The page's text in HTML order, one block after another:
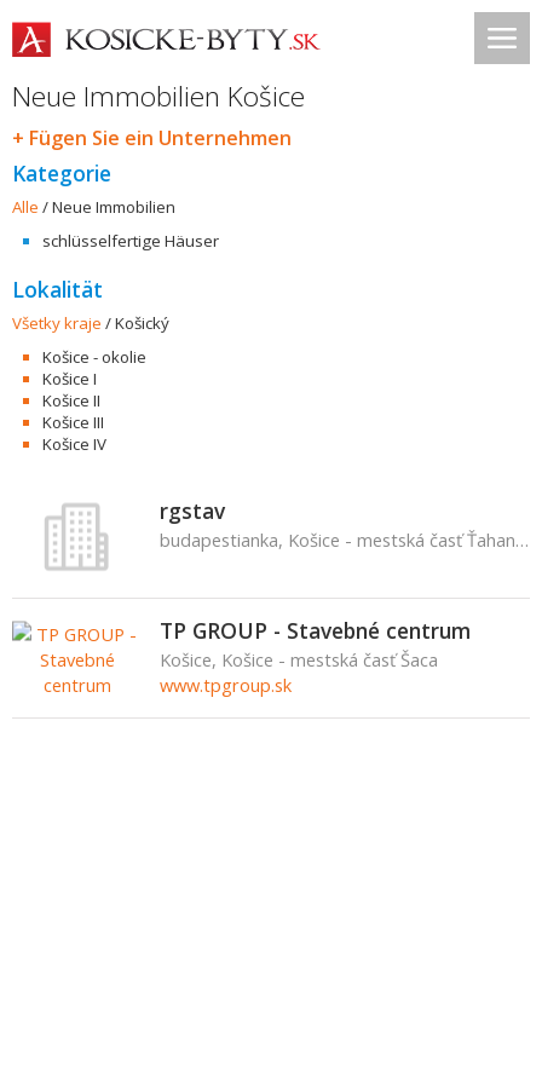
Neue Immobilien Košice
+ Fügen Sie ein Unternehmen
Kategorie
Alle /Neue Immobilien
schlüsselfertige Häuser
Lokalität
Všetky kraje /Košický
Košice - okolie
Košice I
Košice II
Košice III
Košice IV
rgstav
budapestianka, Košice - mestská časť Ťahanovce
TP GROUP - Stavebné centrum
Košice, Košice - mestská časť Šaca
www.tpgroup.sk